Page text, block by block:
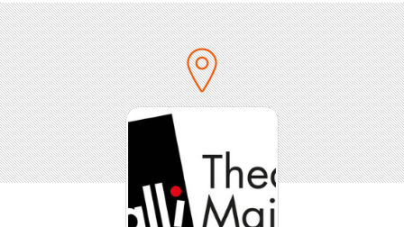
Sicherheit und denkt nicht im Geringsten daran, ihr
Versprechen einzuhalten. Doch plötzlich steht der
eklige Frosch vor der Tür...
Das beliebte Grimmsche Märchen als lustiges
Mitspieltheater für die ganze Familie!